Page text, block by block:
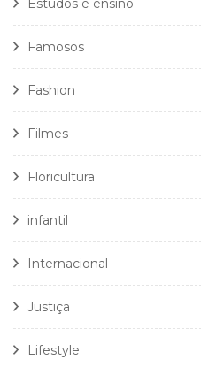
Estudos e ensino
Famosos
Fashion
Filmes
Floricultura
infantil
Internacional
Justiça
Lifestyle